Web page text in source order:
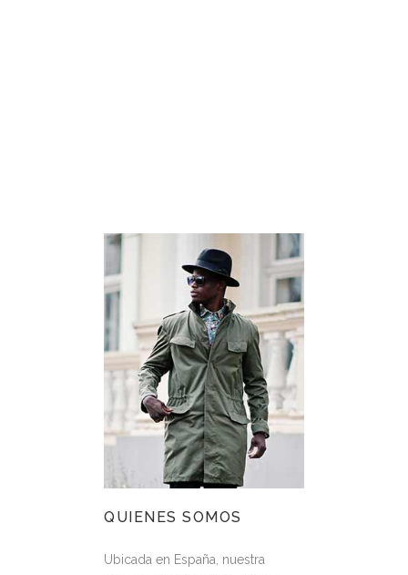
QUIENES SOMOS
Ubicada en España, nuestra